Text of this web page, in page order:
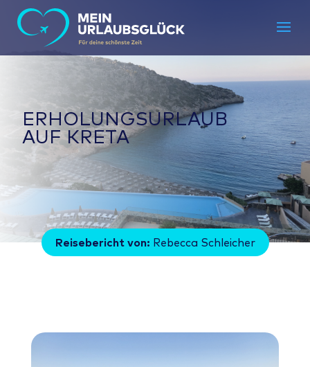
ERHOLUNGSURLAUB
AUF KRETA
Reisebericht von: Rebecca Schleicher